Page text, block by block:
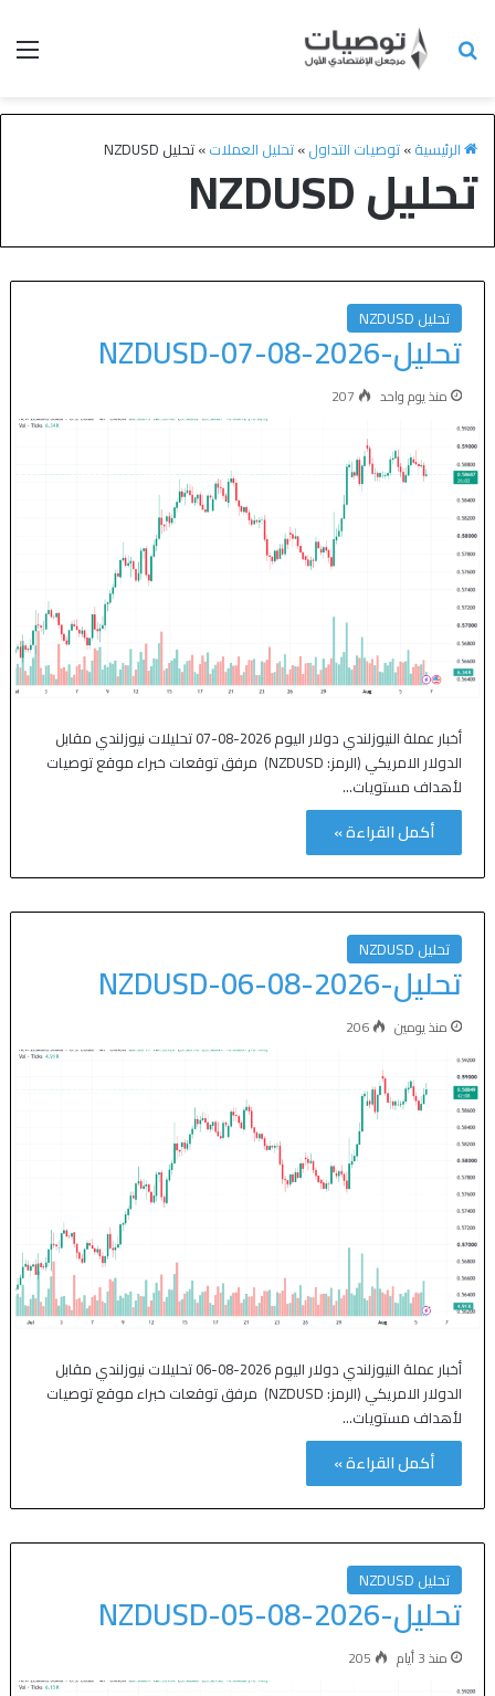
الرئيسية»توصيات التداول»تحليل العملات»تحليل NZDUSD
تحليل NZDUSD
تحليل NZDUSD
تحليل-NZDUSD-07-08-2026
منذ يوم واحد 207
أخبار عملة النيوزلندي دولار اليوم 2026-08-07 تحليلات نيوزلندي مقابل
الدولار الامريكي (الرمز: NZDUSD) مرفق توقعات خبراء موقع توصيات
لأهداف مستويات…
أكمل القراءة »
تحليل NZDUSD
تحليل-NZDUSD-06-08-2026
منذ يومين 206
أخبار عملة النيوزلندي دولار اليوم 2026-08-06 تحليلات نيوزلندي مقابل
الدولار الامريكي (الرمز: NZDUSD) مرفق توقعات خبراء موقع توصيات
لأهداف مستويات…
أكمل القراءة »
تحليل NZDUSD
تحليل-NZDUSD-05-08-2026
منذ 3 أيام 205